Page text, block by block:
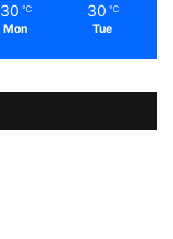
30 ℃
Mon
30 ℃
Tue